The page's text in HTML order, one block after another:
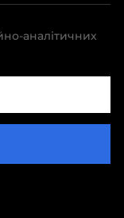
аналітичних